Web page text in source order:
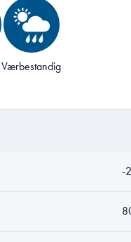
Værbestandig
-